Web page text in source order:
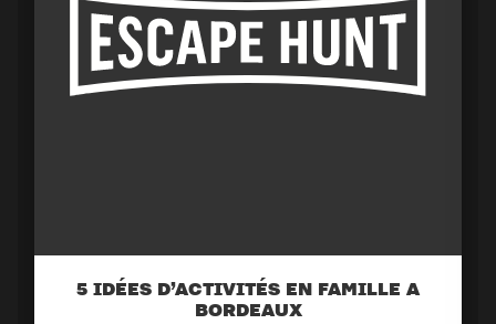
5 IDÉES D’ACTIVITÉS EN FAMILLE A
BORDEAUX